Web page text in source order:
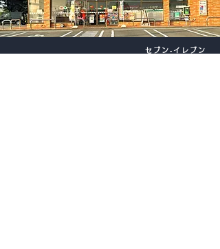
セブン‐イレブン